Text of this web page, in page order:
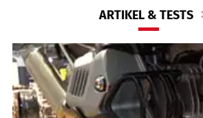
ARTIKEL & TESTS